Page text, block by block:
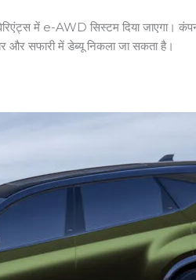
में e-AWD सिस्टम दिया जाएगा।
और सफारी में डेब्यू निकला जा सकता है।